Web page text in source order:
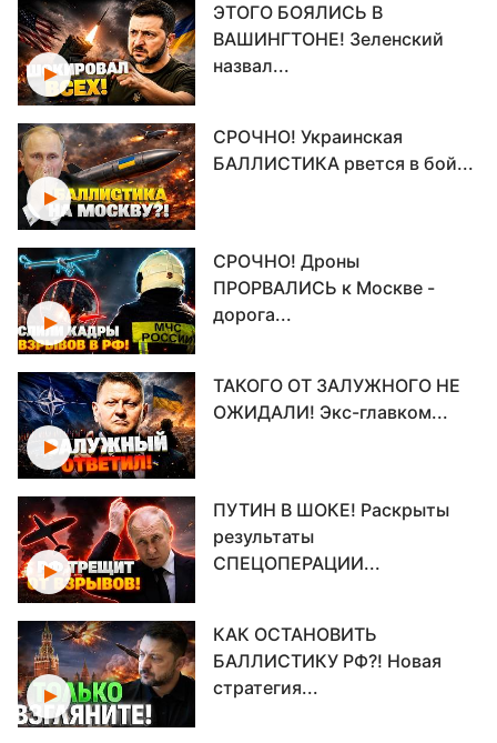
ЭТОГО БОЯЛИСЬ В
ВАШИНГТОНЕ! Зеленский
назвал...
СРОЧНО! Украинская
БАЛЛИСТИКА рвется в бой...
СРОЧНО! Дроны
ПРОРВАЛИСЬ к Москве -
дорога...
ТАКОГО ОТ ЗАЛУЖНОГО НЕ
ОЖИДАЛИ! Экс-главком...
ПУТИН В ШОКЕ! Раскрыты
результаты
СПЕЦОПЕРАЦИИ...
КАК ОСТАНОВИТЬ
БАЛЛИСТИКУ РФ?! Новая
стратегия...